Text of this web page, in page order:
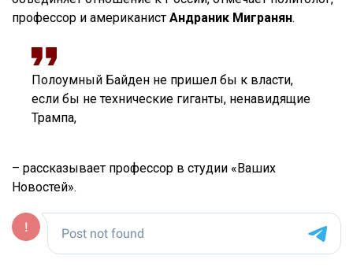
профессор и американист Андраник Мигранян.
Полоумный Байден не пришел бы к власти,
если бы не технические гиганты, ненавидящие
Трампа,
– рассказывает профессор в студии «Ваших
Новостей».